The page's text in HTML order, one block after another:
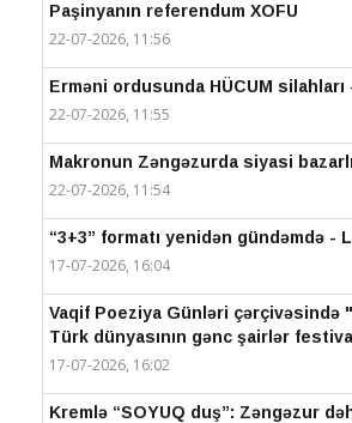
Paşinyanın referendum XOFU
22-07-2026, 11:56
Erməni ordusunda HÜCUM
22-07-2026, 11:55
Makronun Zəngəzurda siyasi
22-07-2026, 11:54
“3+3” formatı yenidən gündəmdə -
17-07-2026, 16:04
Vaqif Poeziya Günləri çərçivəsində
Türk dünyasının gənc şairlər
17-07-2026, 16:02
Kremlə “SOYUQ duş”: Zəngəzur